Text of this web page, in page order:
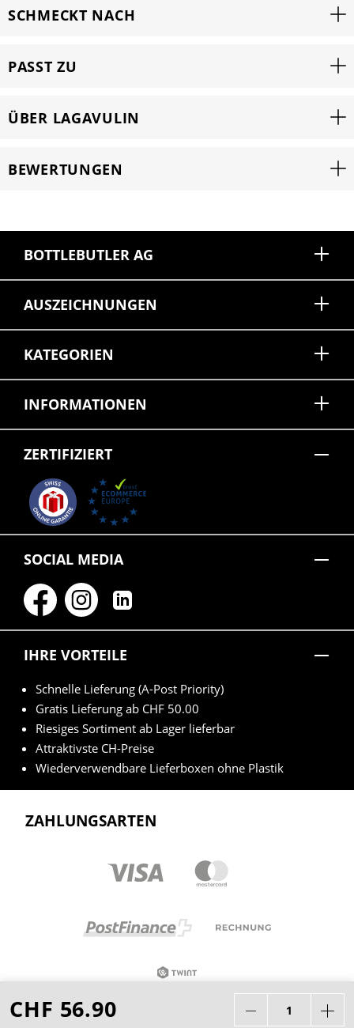
CHF 56.90
SCHMECKT NACH
PASST ZU
ÜBER LAGAVULIN
BEWERTUNGEN
BOTTLEBUTLER AG
AUSZEICHNUNGEN
KATEGORIEN
INFORMATIONEN
ZERTIFIZIERT
SOCIAL MEDIA
IHRE VORTEILE
Schnelle Lieferung (A-Post Priority)
Gratis Lieferung ab CHF 50.00
Riesiges Sortiment ab Lager lieferbar
Attraktivste CH-Preise
Wiederverwendbare Lieferboxen ohne Plastik
ZAHLUNGSARTEN